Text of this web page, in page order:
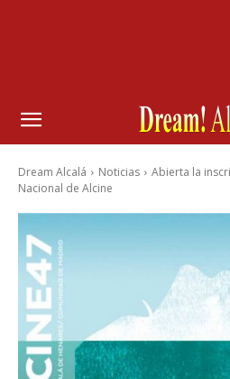
Dream Alcalá Noticias
Abierta la
Nacional de Alcine